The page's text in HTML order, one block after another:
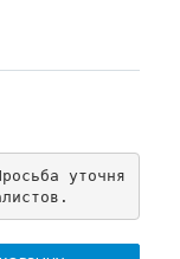
уточня